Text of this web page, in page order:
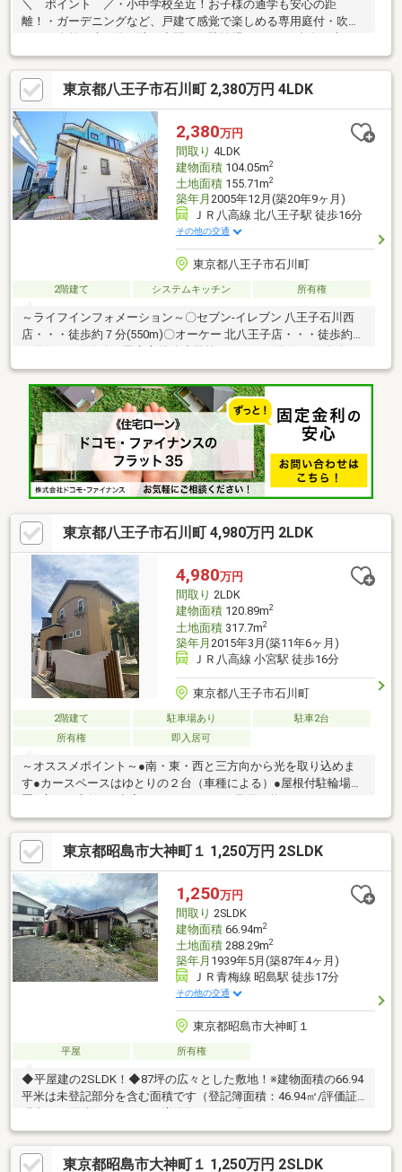
＼ ポイント ／・小中学校至近！お子様の通学も安心の距
離！・ガーデニングなど、戸建て感覚で楽しめる専用庭付・吹抜
よる）・ご家族みんながゆったりくつろげる広々リビング・追炊
き機能・浴室換気乾燥機の付いたバスルーム♪・全居室収納スペー
ス付で広々住空間▼リフォーム内容▼＜交換＞システムキッチ
ン ユニットバス 洗面化粧台 トイレ TVモニターインターホ
ン＜張替＞全室クロス 一部デザインクロス クッションフロ
ア フロアタイル＜その他＞各所リペア施工 各所塗装 ハウス
クリーニング など
東京都八王子市石川町 2,380万円 4LDK
2,380万円
間取り 4LDK
建物面積104.05m2
土地面積155.71m2
築年月 2005年12月(築20年9ヶ月)
ＪＲ八高線 北八王子駅 徒歩16分
その他の交通
東京都八王子市石川町
2階建て システムキッチン 所有権
～ライフインフォメーション～〇セブン-イレブン 八王子石川西
店・・・徒歩約７分(550m)〇オーケー 北八王子店・・・徒歩約２
子市立第一中学校・・・１５分(1200m)
東京都八王子市石川町 4,980万円 2LDK
4,980万円
間取り 2LDK
建物面積120.89m2
土地面積317.7m2
築年月 2015年3月(築11年6ヶ月)
ＪＲ八高線 小宮駅 徒歩16分
東京都八王子市石川町
2階建て 駐車場あり
駐車2台
所有権
即入居可
～オススメポイント～●南・東・西と三方向から光を取り込めま
す●カースペースはゆとりの２台（車種による）●屋根付駐輪場設
東京都昭島市大神町１ 1,250万円 2SLDK
1,250万円
間取り 2SLDK
建物面積66.94m2
土地面積288.29m2
築年月 1939年5月(築87年4ヶ月)
ＪＲ青梅線 昭島駅 徒歩17分
その他の交通
東京都昭島市大神町１
平屋 所有権
◆平屋建の2SLDK！◆87坪の広々とした敷地！※建物面積の66.94
平米は未登記部分を含む面積です（登記簿面積：46.94㎡/評価証
ルーム（納戸）です※現況有姿でのお引渡しとなります
東京都昭島市大神町１ 1,250万円 2SLDK